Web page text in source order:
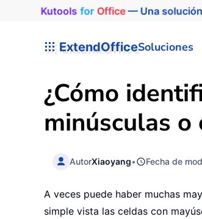
Kutools for Office— Una
ExtendOfficeSoluciones
¿Cómo
minúsculas o
AutorXiaoyang• Fecha de
A veces puede haber muchas
simple vista las celdas con